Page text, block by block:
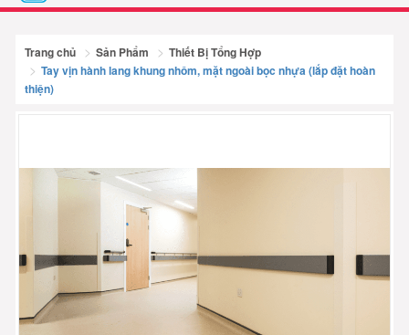
Trang chủ Sản Phẩm
Thiết Bị Tổng Hợp
Tay vịn hành lang khung nhôm, mặt ngoài bọc nhựa (lắp đặt hoàn
thiện)